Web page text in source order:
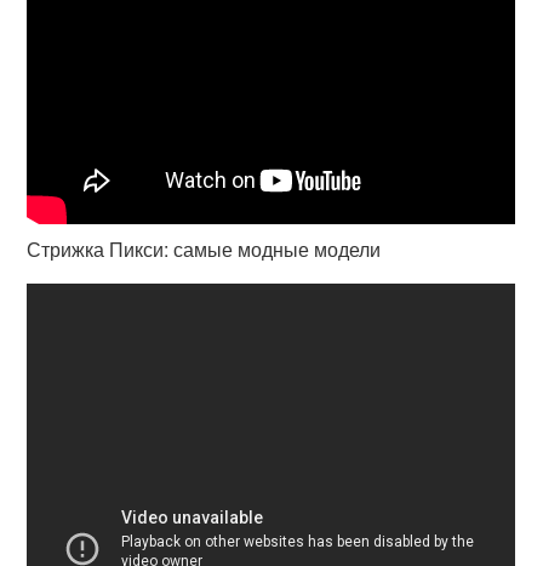
Стрижка Пикси: самые модные модели